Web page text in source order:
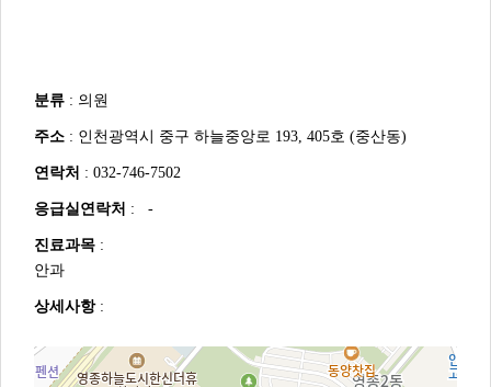
분류 : 의원
주소 : 인천광역시 중구 하늘중앙로 193, 405호 (중산동)
연락처 : 032-746-7502
응급실연락처 : -
진료과목 :
안과
상세사항: